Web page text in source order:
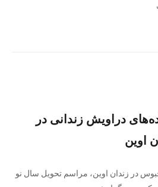
دراویش زندانی در
اوین
در زندان اوین، مراسم تحویل سال نو